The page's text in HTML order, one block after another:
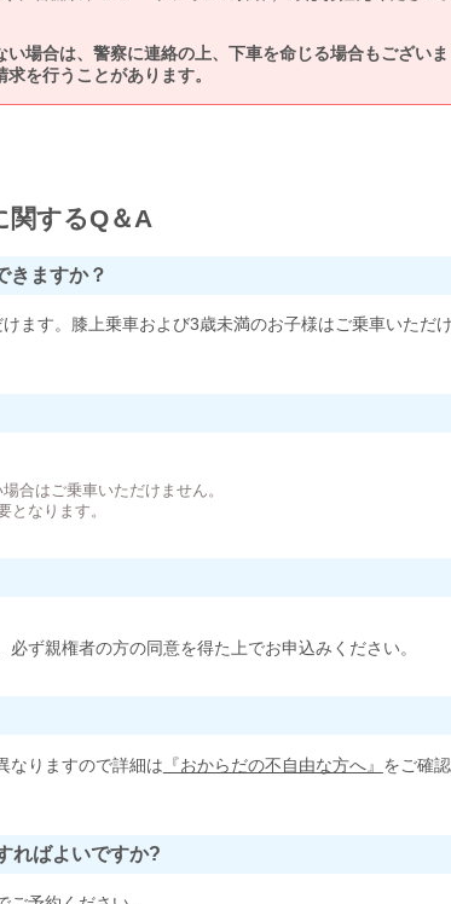
場合は、警察に連絡の上、下車を命じる場合もございま
を行うことがあります。
関するQ＆A
きますか？
ます。膝上乗車および3歳未満のお子様はご乗車いただ
合はご乗車いただけません。
なります。
ず親権者の方の同意を得た上でお申込みください。
なりますので詳細は 『おからだの不自由な方へ』 をご確
ればよいですか?